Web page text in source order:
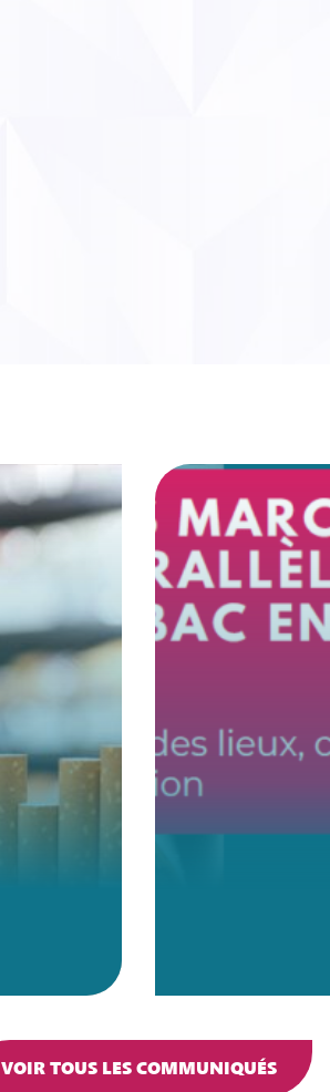
VOIR TOUS LES COMMUNIQUÉS